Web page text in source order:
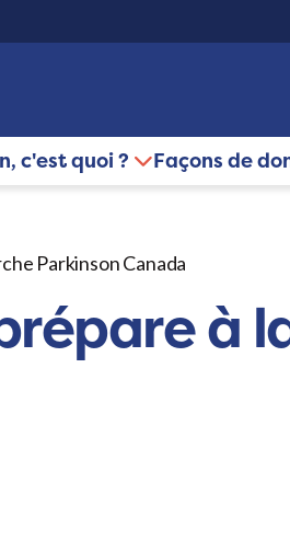
c'est quoi ? Façons de
Parkinson Canada
à